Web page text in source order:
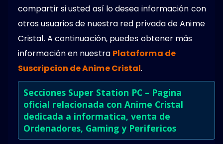
compartir si usted así lo desea información con
otros usuarios de nuestra red privada de Anime
Cristal. A continuación, puedes obtener más
información en nuestra Plataforma de
Suscripcion de Anime Cristal.
Secciones Super Station PC – Pagina
oficial relacionada con Anime Cristal
dedicada a informatica, venta de
Ordenadores, Gaming y Perifericos